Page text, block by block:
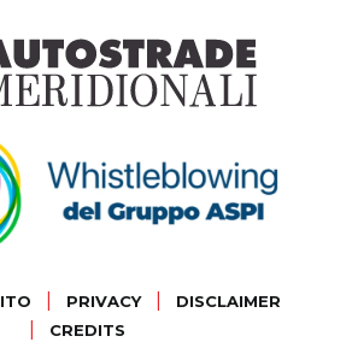
PRIVACY DISCLAIMER
CREDITS